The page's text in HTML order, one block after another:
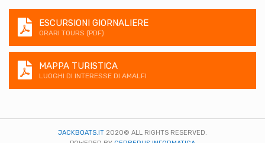
ESCURSIONI GIORNALIERE
ORARI TOURS (PDF)
MAPPA TURISTICA
LUOGHI DI INTERESSE DI AMALFI
JACKBOATS.IT 2020© ALL RIGHTS RESERVED.